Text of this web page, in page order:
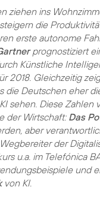
ziehen ins
die
erste autonome
prognostiziert
Künstliche
2018. Gleichzeitig
die Deutschen eher
sehen. Diese Zahlen
der Wirtschaft:Das
aber
der
u.a. im Telefónica
und
von KI.